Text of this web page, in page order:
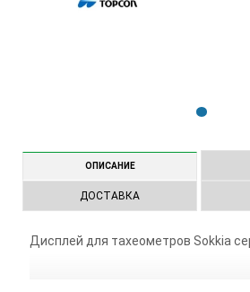
ОПИСАНИЕ
ДОСТАВКА
Дисплей для тахеометров Sokkia